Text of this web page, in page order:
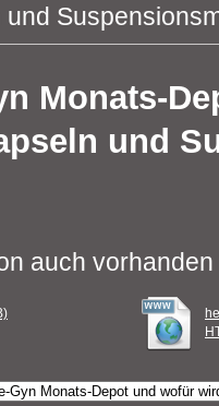
Monats-
und
auch vorhanden